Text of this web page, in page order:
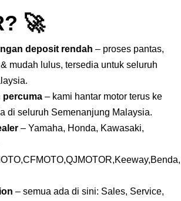
🚀
deposit rendah – proses pantas,
mudah lulus, tersedia untuk seluruh
percuma – kami hantar motor terus ke
di seluruh Semenanjung Malaysia.
– Yamaha, Honda, Kawasaki,
– semua ada di sini: Sales, Service,